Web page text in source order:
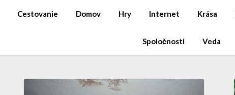
Cestovanie Domov Hry Internet Krása
Spoločnosti Veda